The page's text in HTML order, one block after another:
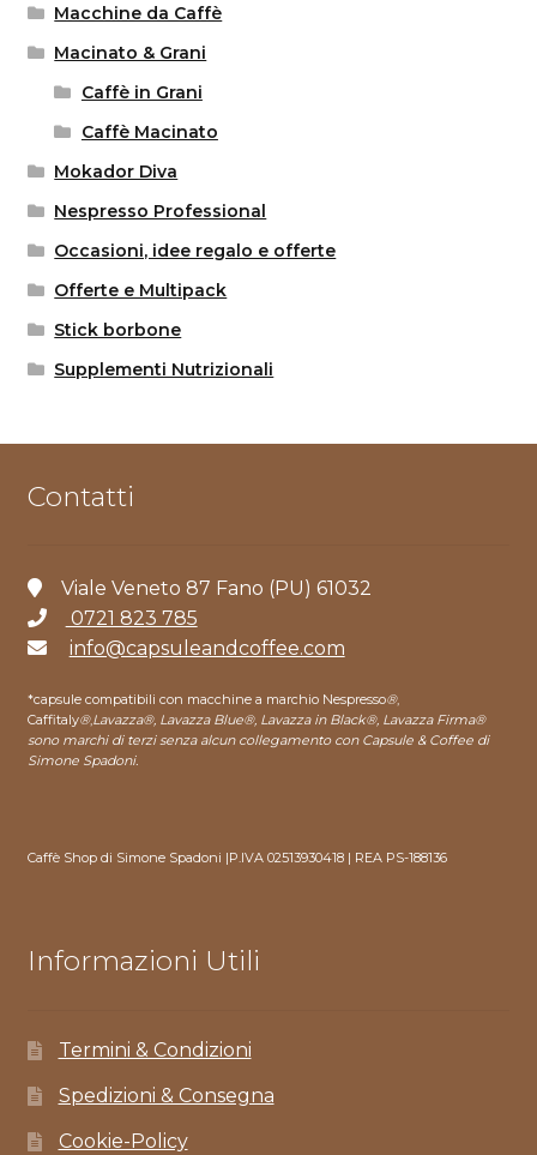
Macchine da Caffè
Macinato & Grani
Caffè in Grani
Caffè Macinato
Mokador Diva
Nespresso Professional
Occasioni, idee regalo e offerte
Offerte e Multipack
Stick borbone
Supplementi Nutrizionali
Contatti
Viale Veneto 87 Fano (PU) 61032
0721 823 785
info@capsuleandcoffee.com
*capsule compatibili con macchine a marchio Nespresso®,
Caffitaly®,Lavazza®, Lavazza Blue®, Lavazza in Black®, Lavazza Firma®
sono marchi di terzi senza alcun collegamento con Capsule & Coffee di
Simone Spadoni.
Caffè Shop di Simone Spadoni |P.IVA 02513930418 | REA PS-188136
Informazioni Utili
Termini & Condizioni
Spedizioni & Consegna
Cookie-Policy